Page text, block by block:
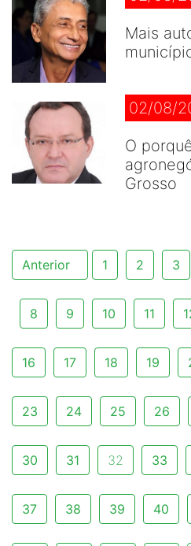
Mais
02/08/
O
Grosso
Anterior 1 2 3
8 9 10 11
16 17 18 19
23 24 25 26
30 31 32 33
37 38 39 40